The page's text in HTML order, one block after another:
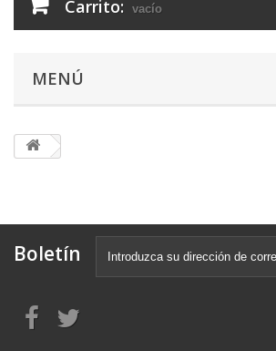
Carrito: vacío
MENÚ
Boletín